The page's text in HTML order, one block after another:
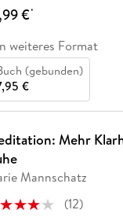
€*
weiteres Format
(gebunden)
€
Mehr
Mannschatz
(12)